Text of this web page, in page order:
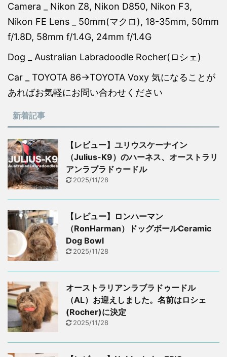
Camera _ Nikon Z8, Nikon D850, Nikon F3,
Nikon FE Lens _ 50mm(マクロ), 18-35mm, 50mm
f/1.8D, 58mm f/1.4G, 24mm f/1.4G
Dog _ Australian Labradoodle Rocher(ロシェ)
Car _ TOYOTA 86→TOYOTA Voxy 気になることが
あればお気軽にお問い合わせください
新着記事
【レビュー】ユリウスケーナイン
（Julius-K9）のハーネス、オーストラリ
アンラブラドゥードル
2025/11/28
【レビュー】ロンハーマン
（RonHarman）ドッグボールCeramic
Dog Bowl
2025/11/28
オーストラリアンラブラドゥードル
（AL）お迎えしました。名前はロシェ
(Rocher)に決定
2025/11/28